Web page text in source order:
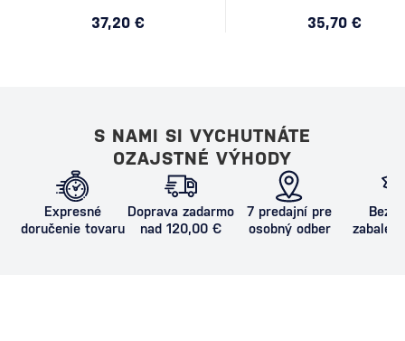
37,20 € 35,70 €
S NAMI SI VYCHUTNÁTE
OZAJSTNÉ VÝHODY
Expresné
doručenie tovaru
Doprava zadarmo
nad 120,00 €
7 predajní pre
osobný odber